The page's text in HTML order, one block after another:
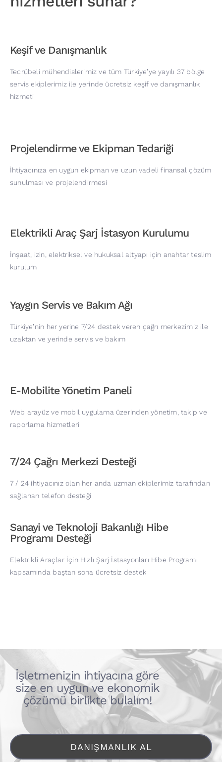
Keşif ve Danışmanlık
Tecrübeli mühendislerimiz ve tüm Türkiye’ye yayılı 37 bölge
servis ekiplerimiz ile yerinde ücretsiz keşif ve danışmanlık
hizmeti
Projelendirme ve Ekipman Tedariği
İhtiyacınıza en uygun ekipman ve uzun vadeli finansal çözüm
sunulması ve projelendirmesi
Elektrikli Araç Şarj İstasyon Kurulumu
İnşaat, izin, elektriksel ve hukuksal altyapı için anahtar teslim
kurulum
Yaygın Servis ve Bakım Ağı
Türkiye’nin her yerine 7/24 destek veren çağrı merkezimiz ile
uzaktan ve yerinde servis ve bakım
E-Mobilite Yönetim Paneli
Web arayüz ve mobil uygulama üzerinden yönetim, takip ve
raporlama hizmetleri
7/24 Çağrı Merkezi Desteği
7 / 24 ihtiyacınız olan her anda uzman ekiplerimiz tarafından
sağlanan telefon desteği
Sanayi ve Teknoloji Bakanlığı Hibe
Programı Desteği
Elektrikli Araçlar İçin Hızlı Şarj İstasyonları Hibe Programı
kapsamında baştan sona ücretsiz destek
İşletmenizin ihtiyacına göre
size en uygun ve ekonomik
çözümü birlikte bulalım!
DANIŞMANLIK AL